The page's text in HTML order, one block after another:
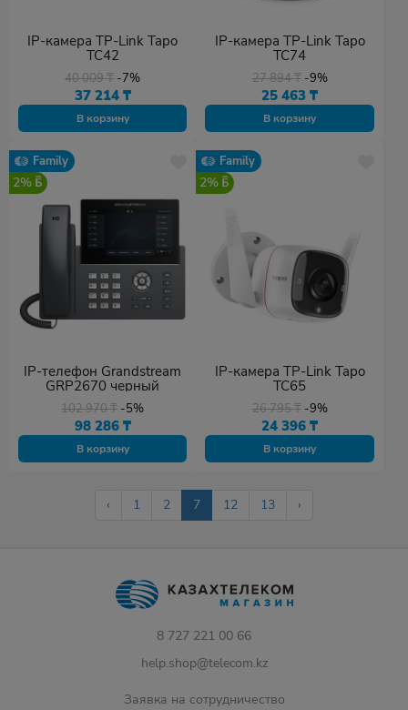
IP-камера TP-Link Tapo
TC42
40 009₸ -7%
37 214 ₸
В корзину
IP-камера TP-Link Tapo
TC74
27 894₸ -9%
25 463₸
В корзину
Family
2%
IP-телефон Grandstream
GRP2670 черный
102 970₸ -5%
98 286 ₸
В корзину
Family
2%
IP-камера TP-Link Tapo
TC65
26 795₸ -9%
24 396₸
В корзину
‹ 1 2 7 12 13 ›
8 727 221 00 66
help.shop@telecom.kz
Заявка на сотрудничество